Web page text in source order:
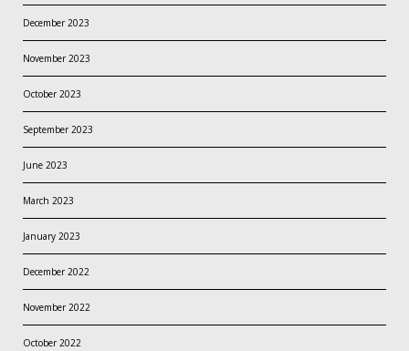
December 2023
November 2023
October 2023
September 2023
June 2023
March 2023
January 2023
December 2022
November 2022
October 2022